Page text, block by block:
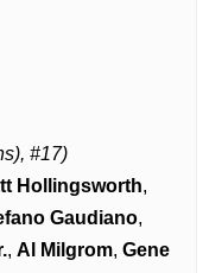
#17)
Hollingsworth,
Gaudiano,
, Al Milgrom, Gene